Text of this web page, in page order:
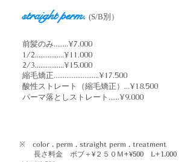
straight perm. (S/B別）
前髪のみ........¥7.000
1/2................¥11.000
2/3................¥15.000
縮毛矯正.........................¥17.500
​酸性ストレート（縮毛矯正）...¥18.500
パーマ落としスト レート......¥9.000
※ color . perm . straight perm . treatment
長さ料金 ボブ＋¥２５０M+¥500 L+1.000